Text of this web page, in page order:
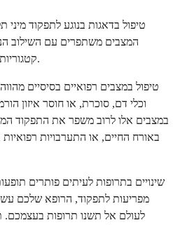
טיפול בדאגות בנוגע לתפקוד מיני
המצבים משתפרים עם השילוב
קטגוריות הטיפול העיקריות שעשויות לעזור.
טיפול במצבים רפואיים בסיסיים
וכלי דם, סוכרת, או חוסר איזון
במצבים אלו לרוב משפר את התפקוד
באורח החיים, או התערבויות
שינויים בתרופות לעיתים פותרים
מפריעות לתפקוד, הרופא שלכם עשוי
לעולם אל תשנו תרופות בעצמכם.